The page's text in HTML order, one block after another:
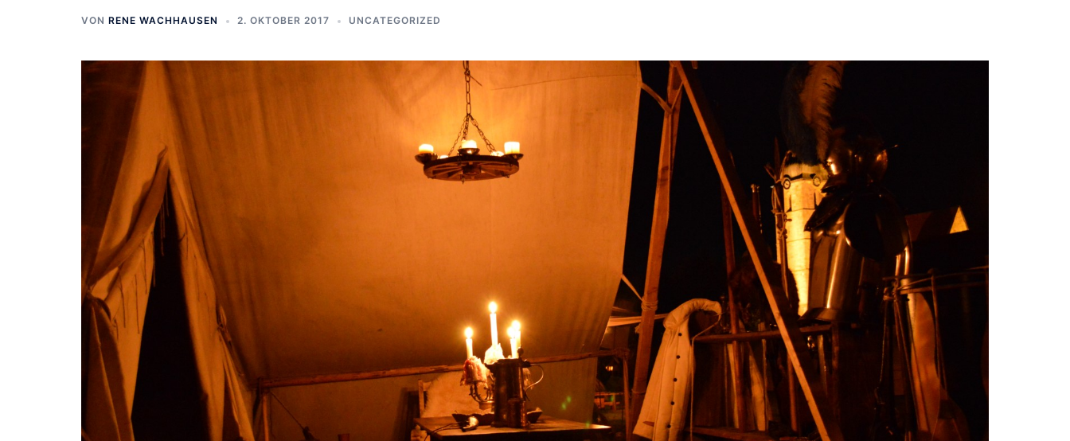
VON RENE WACHHAUSEN 2. OKTOBER 2017 UNCATEGORIZED